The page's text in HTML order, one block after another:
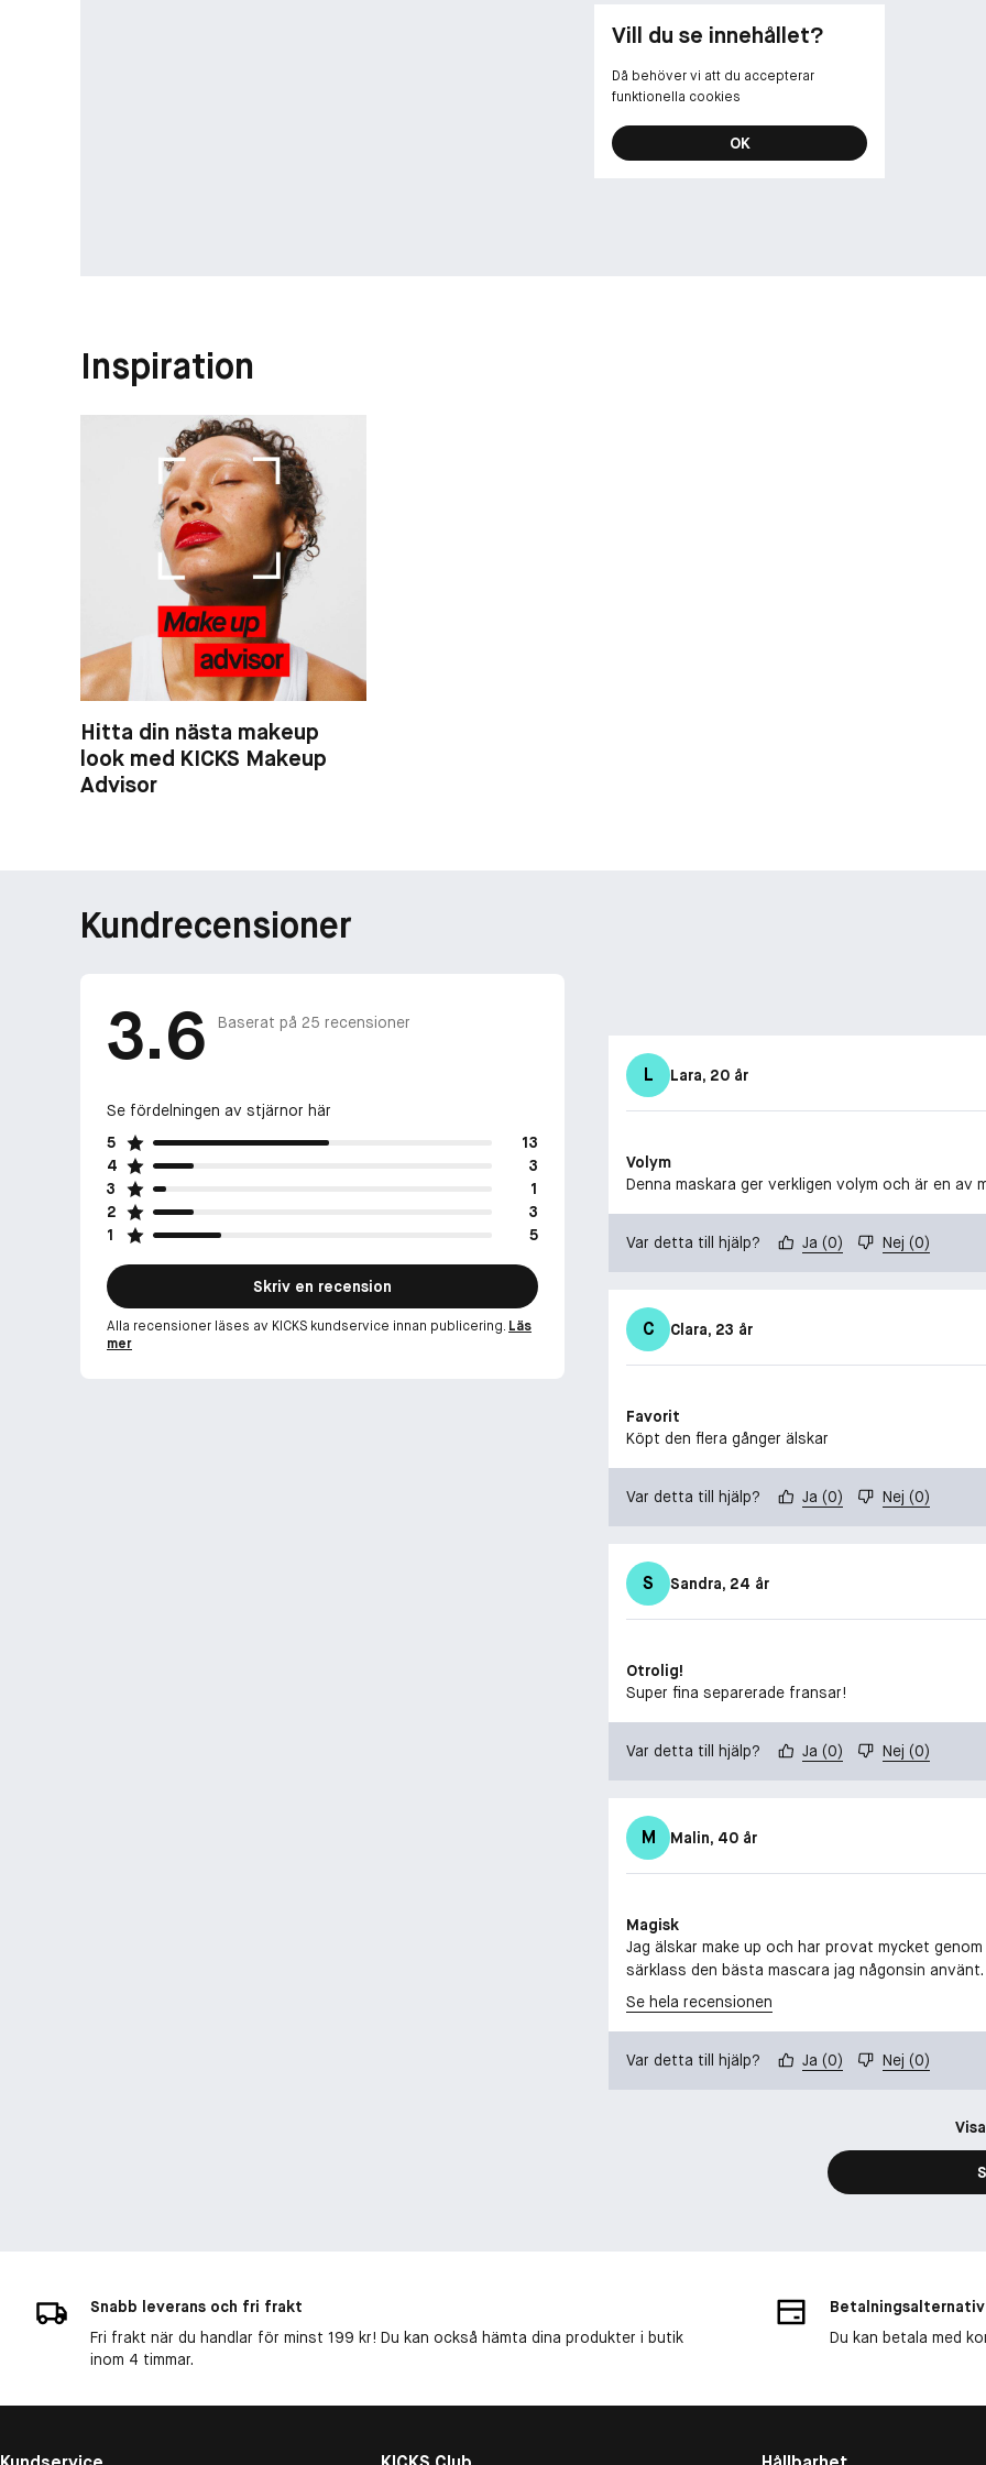
Vill du se innehållet?
Då behöver vi att du accepterar
funktionella cookies
OK
Inspiration
Hitta din nästa makeup
look med KICKS Makeup
Advisor
Kundrecensioner
3.6 Baserat på 25 recensioner
Se fördelningen av stjärnor här
5
13
4
3
3
1
2
3
1
5
Skriv en recension
Alla recensioner läses av KICKS kundservice innan publicering. Läs
mer
L Lara, 20 år
Volym
Denna maskara ger verkligen volym och är en av
Var detta till hjälp? Ja (0) Nej (0)
C Clara, 23 år
Favorit
Köpt den flera gånger älskar
Var detta till hjälp? Ja (0) Nej (0)
S Sandra, 24 år
Otrolig!
Super fina separerade fransar!
Var detta till hjälp? Ja (0) Nej (0)
M Malin, 40 år
Magisk
Jag älskar make up och har provat mycket
särklass den bästa mascara jag någonsin
Se hela recensionen
Var detta till hjälp? Ja (0) Nej (0)
Snabb leverans och fri frakt
Fri frakt när du handlar för minst 199 kr! Du kan också hämta dina produkter i butik
inom 4 timmar.
Betalningsalternativ
Du kan betala med